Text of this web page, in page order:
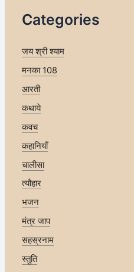
Categories
जय श्री श्याम
मनका 108
आरती
कथाये
कवच
कहानियाँ
चालीसा
त्यौहार
भजन
मंत्र जाप
सहस्रनाम
स्तुति